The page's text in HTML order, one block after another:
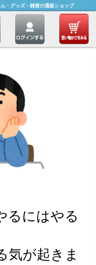
・グッズ・雑貨の通販ショップ
るにはやる
気が起きま